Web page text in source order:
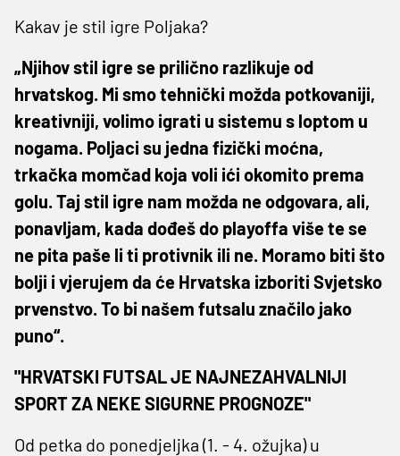
Kakav je stil igre Poljaka?
„Njihov stil igre se prilično razlikuje od
hrvatskog. Mi smo tehnički možda potkovaniji,
kreativniji, volimo igrati u sistemu s loptom u
nogama. Poljaci su jedna fizički moćna,
trkačka momčad koja voli ići okomito prema
golu. Taj stil igre nam možda ne odgovara, ali,
ponavljam, kada dođeš do playoffa više te se
ne pita paše li ti protivnik ili ne. Moramo biti što
bolji i vjerujem da će Hrvatska izboriti Svjetsko
prvenstvo. To bi našem futsalu značilo jako
puno“.
"HRVATSKI FUTSAL JE NAJNEZAHVALNIJI
SPORT ZA NEKE SIGURNE PROGNOZE"
Od petka do ponedjeljka (1. - 4. ožujka) u